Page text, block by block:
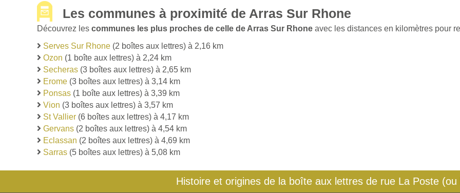
Les communes à proximité de Arras Sur Rhone
Découvrez les communes les plus proches de celle de Arras Sur Rhone avec les distances en kilomètres pour
Serves Sur Rhone (2 boîtes aux lettres) à 2,16 km
Ozon (1 boîte aux lettres) à 2,24 km
Secheras (3 boîtes aux lettres) à 2,65 km
Erome (3 boîtes aux lettres) à 3,14 km
Ponsas (1 boîte aux lettres) à 3,39 km
Vion (3 boîtes aux lettres) à 3,57 km
St Vallier (6 boîtes aux lettres) à 4,17 km
Gervans (2 boîtes aux lettres) à 4,54 km
Eclassan (2 boîtes aux lettres) à 4,69 km
Sarras (5 boîtes aux lettres) à 5,08 km
Histoire et origines de la boîte aux lettres de rue La Poste